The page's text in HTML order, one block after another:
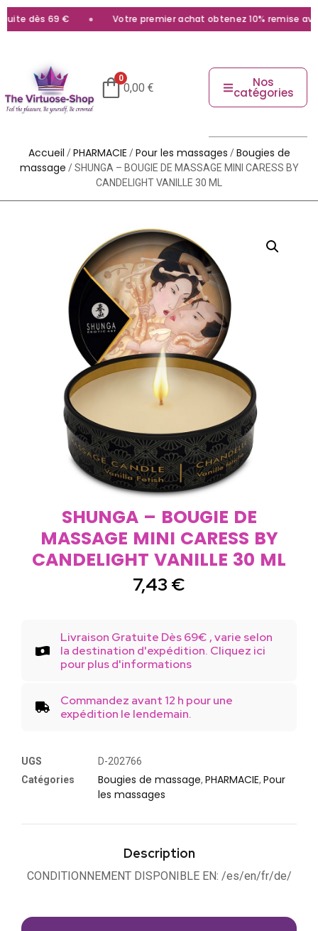
dès 69 € Votre premier achat obtenez 10% remise avec
0
0,00 € Nos
catégories
Accueil /PHARMACIE /Pour les massages /Bougies de
massage / SHUNGA – BOUGIE DE MASSAGE MINI CARESS BY
CANDELIGHT VANILLE 30 ML
SHUNGA – BOUGIE DE
MASSAGE MINI CARESS BY
CANDELIGHT VANILLE 30 ML
7,43 €
Livraison Gratuite Dès 69€ , varie selon
la destination d'expédition. Cliquez ici
pour plus d'informations
Commandez avant 12 h pour une
expédition le lendemain.
UGS
D-202766
Catégories
Bougies de massage, PHARMACIE, Pour
les massages
Description
CONDITIONNEMENT DISPONIBLE EN: /es/en/fr/de/